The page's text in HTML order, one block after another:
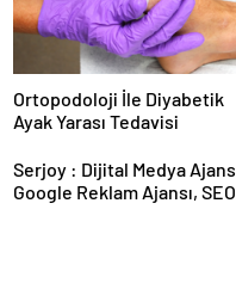
Ortopodoloji İle Diyabetik
Ayak Yarası Tedavisi
Serjoy : Dijital Medya Ajansı,
Google Reklam Ajansı, SEO